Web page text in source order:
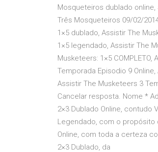
Mosqueteiros dublado
Três Mosqueteiros 09/02/
1×5 dublado, Assistir The
1×5 legendado, Assistir The
Musketeers: 1×5
Temporada Episodio 9
Assistir The Musketeers 3
Cancelar resposta. Nome *
2×3 Dublado Online, contudo
Legendado, com o propósito
Online, com toda a certeza
2×3 Dublado, da